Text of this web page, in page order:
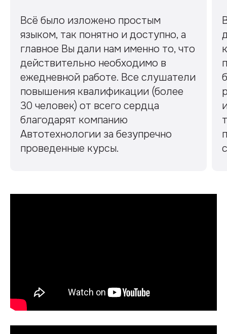
Всё было изложено простым
языком, так понятно и доступно, а
главное Вы дали нам именно то, что
действительно необходимо в
ежедневной работе. Все слушатели
повышения квалификации (более
30 человек) от всего сердца
благодарят компанию
Автотехнологии за безупречно
проведенные курсы.